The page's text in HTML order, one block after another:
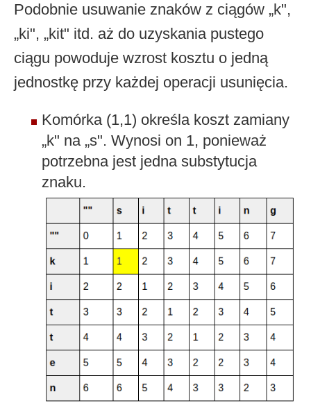
Podobnie usuwanie znaków z ciągów „k",
„ki", „kit" itd. aż do uzyskania pustego
ciągu powoduje wzrost kosztu o jedną
jednostkę przy każdej operacji usunięcia.
Komórka (1,1) określa koszt zamiany
„k" na „s". Wynosi on 1, ponieważ
potrzebna jest jedna substytucja
znaku.